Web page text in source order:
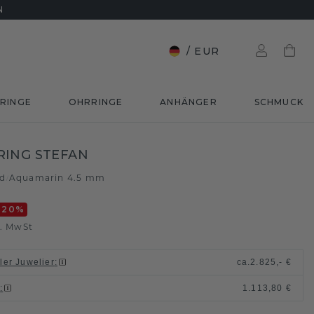
/ EUR
OHRRINGE ANHÄNGER SCHMUCK
STEFAN
Aquamarin 4.5 mm
20%
MwSt
Juwelier: ca.2.825,- €
: 1.113,80 €